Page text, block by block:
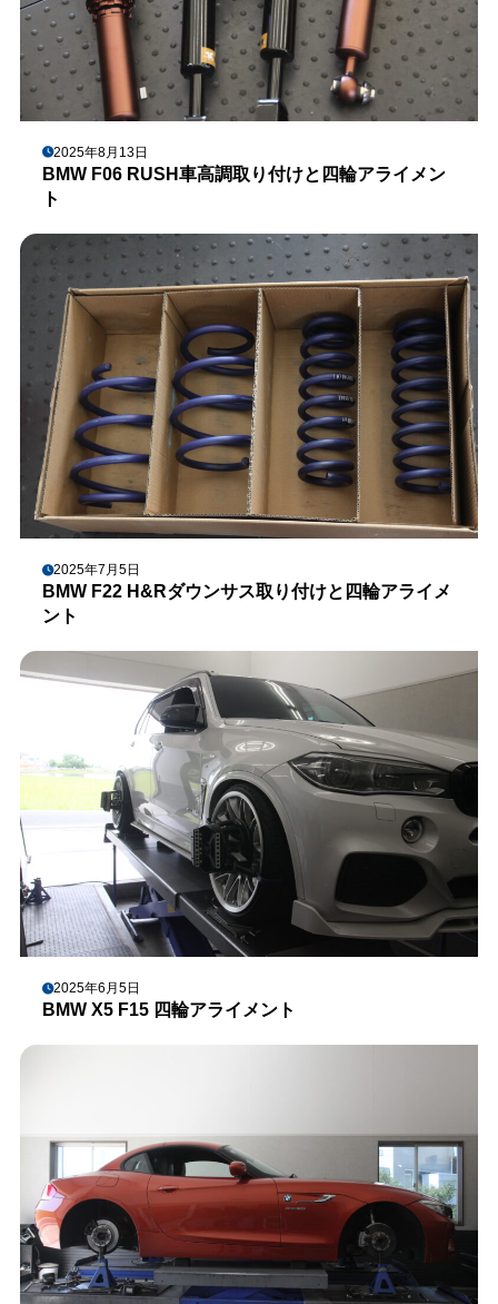
2025年8月13日
BMW F06 RUSH車高調取り付けと四輪アライメン
ト
2025年7月5日
BMW F22 H&Rダウンサス取り付けと四輪アライメ
ント
2025年6月5日
BMW X5 F15 四輪アライメント